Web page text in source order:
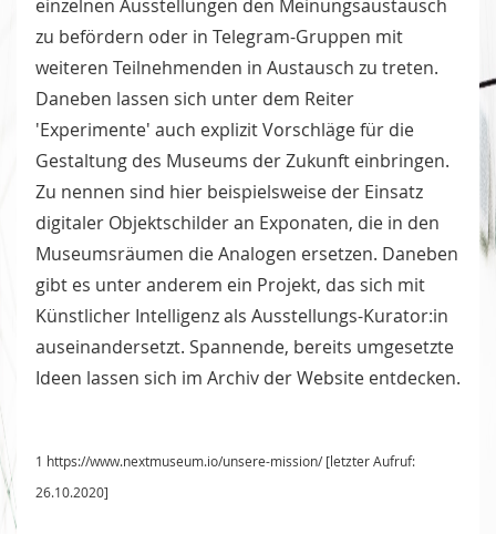
einzelnen Ausstellungen den Meinungsaustausch
zu befördern oder in Telegram-Gruppen mit
weiteren Teilnehmenden in Austausch zu treten.
Daneben lassen sich unter dem Reiter
'Experimente' auch explizit Vorschläge für die
Gestaltung des Museums der Zukunft einbringen.
Zu nennen sind hier beispielsweise der Einsatz
digitaler Objektschilder an Exponaten, die in den
Museumsräumen die Analogen ersetzen. Daneben
gibt es unter anderem ein Projekt, das sich mit
Künstlicher Intelligenz als Ausstellungs-Kurator:in
auseinandersetzt. Spannende, bereits umgesetzte
Ideen lassen sich im Archiv der Website entdecken.
1 https://www.nextmuseum.io/unsere-mission/ [letzter Aufruf:
26.10.2020]